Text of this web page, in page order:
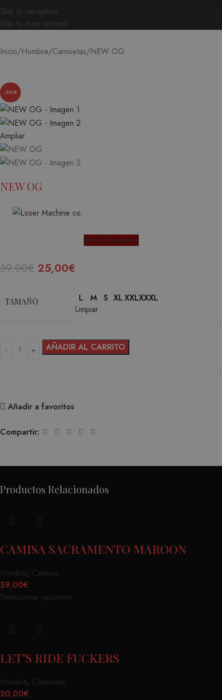
Skip to navigation
Skip to main content
Inicio Hombre Camisetas NEW OG
-36%
Ampliar
NEW OG
Más Información
39,00€ 25,00€
TAMAÑO L M S XLXXLXXXL
Limpiar
AÑADIR AL CARRITO
Añadir a favoritos
Compartir:
Productos Relacionados
CAMISA SACRAMENTO MAROON
Hombre, Camisas
59,00€
Seleccionar opciones
LET’S RIDE FUCKERS
Hombre, Camisetas
20,00€